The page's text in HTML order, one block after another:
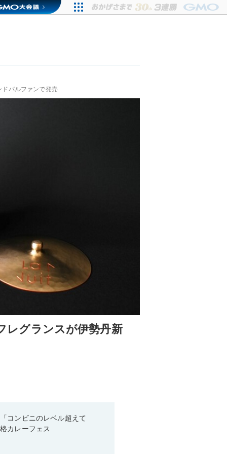
パルファンで発売
レグランスが伊勢丹新
コンビニのレベル超えて
カレーフェス